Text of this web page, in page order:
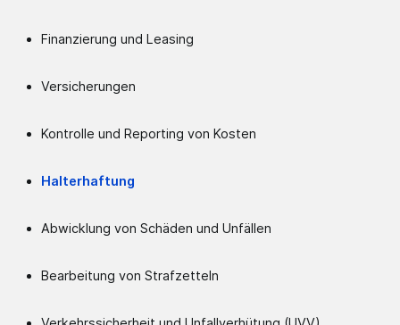
Finanzierung und Leasing
Versicherungen
Kontrolle und Reporting von Kosten
Halterhaftung
Abwicklung von Schäden und Unfällen
Bearbeitung von Strafzetteln